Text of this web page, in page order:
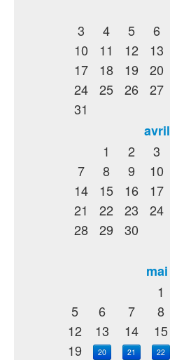
3
4 5 6
10
11 12 13
17
18 19 20
24
25 26 27
31
avril
1
2 3
7
8 9 10
14
15 16 17
21
22 23 24
28
29 30
mai
1
5
6 7 8
12
13 14 15
19
20 21 22